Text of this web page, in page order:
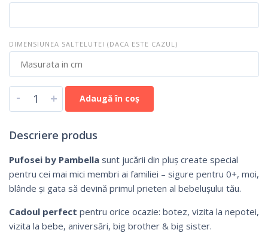
DIMENSIUNEA SALTELUTEI (DACA ESTE CAZUL)
- + Adaugă în coș
Descriere produs
Pufosei by Pambella sunt jucării din pluș create special
pentru cei mai mici membri ai familiei – sigure pentru 0+, moi,
blânde și gata să devină primul prieten al bebelușului tău.
Cadoul perfect pentru orice ocazie: botez, vizita la nepotei,
vizita la bebe, aniversări, big brother & big sister.